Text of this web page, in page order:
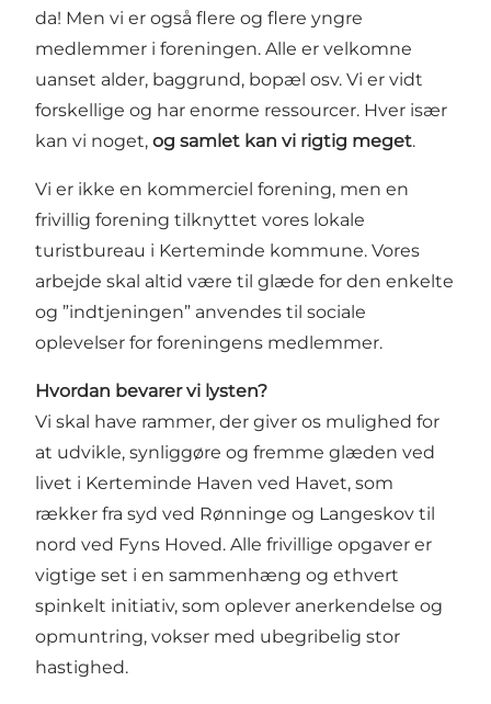
da! Men vi er også flere og flere yngre
medlemmer i foreningen. Alle er velkomne
uanset alder, baggrund, bopæl osv. Vi er vidt
forskellige og har enorme ressourcer. Hver især
kan vi noget, og samlet kan vi rigtig meget.
Vi er ikke en kommerciel forening, men en
frivillig forening tilknyttet vores lokale
turistbureau i Kerteminde kommune. Vores
arbejde skal altid være til glæde for den enkelte
og ”indtjeningen” anvendes til sociale
oplevelser for foreningens medlemmer.
Hvordan bevarer vi lysten?
Vi skal have rammer, der giver os mulighed for
at udvikle, synliggøre og fremme glæden ved
livet i Kerteminde Haven ved Havet, som
rækker fra syd ved Rønninge og Langeskov til
nord ved Fyns Hoved. Alle frivillige opgaver er
vigtige set i en sammenhæng og ethvert
spinkelt initiativ, som oplever anerkendelse og
opmuntring, vokser med ubegribelig stor
hastighed.